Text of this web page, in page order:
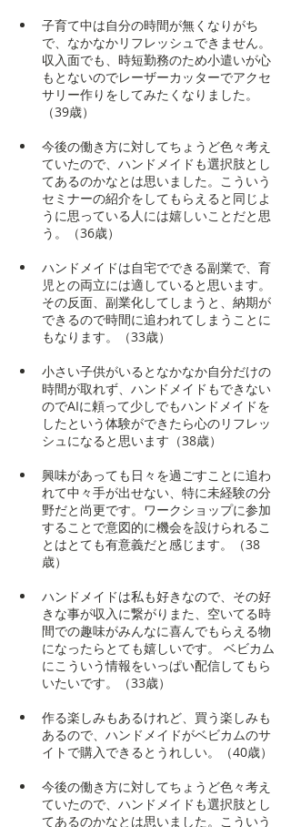
子育て中は自分の時間が無くなりがち
で、なかなかリフレッシュできません。
収入面でも、時短勤務のため小遣いが心
もとないのでレーザーカッターでアクセ
サリー作りをしてみたくなりました。
（39歳）
今後の働き方に対してちょうど色々考え
ていたので、ハンドメイドも選択肢とし
てあるのかなとは思いました。こういう
セミナーの紹介をしてもらえると同じよ
うに思っている人には嬉しいことだと思
う。（36歳）
ハンドメイドは自宅でできる副業で、育
児との両立には適していると思います。
その反面、副業化してしまうと、納期が
できるので時間に追われてしまうことに
もなります。（33歳）
小さい子供がいるとなかなか自分だけの
時間が取れず、ハンドメイドもできない
のでAIに頼って少しでもハンドメイドを
したという体験ができたら心のリフレッ
シュになると思います（38歳）
興味があっても日々を過ごすことに追わ
れて中々手が出せない、特に未経験の分
野だと尚更です。ワークショップに参加
することで意図的に機会を設けられるこ
とはとても有意義だと感じます。（38
歳）
ハンドメイドは私も好きなので、その好
きな事が収入に繋がりまた、空いてる時
間での趣味がみんなに喜んでもらえる物
になったらとても嬉しいです。 ベビカム
にこういう情報をいっぱい配信してもら
いたいです。（33歳）
作る楽しみもあるけれど、買う楽しみも
あるので、ハンドメイドがベビカムのサ
イトで購入できるとうれしい。（40歳）
今後の働き方に対してちょうど色々考え
ていたので、ハンドメイドも選択肢とし
てあるのかなとは思いました。こういう